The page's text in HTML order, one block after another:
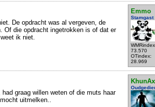
Emmo
Stamgast
73.570
OTindex:
28.969
De opdracht was al vergeven, de
Of die opdracht ingetrokken is of dat er
ik niet.
had graag willen weten of die muts haar
uitmelken..